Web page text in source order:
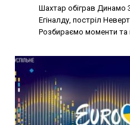
Шахтар обіграв Динамо
Егіналду, постріл
Розбираємо моменти